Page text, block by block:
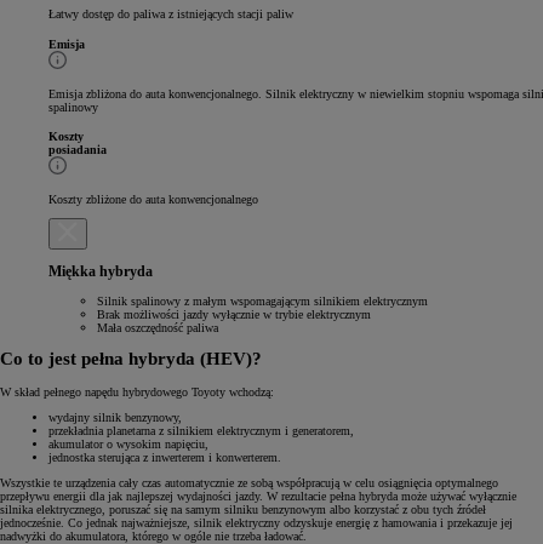
Łatwy dostęp do paliwa z istniejących stacji paliw
Emisja
Emisja zbliżona do auta konwencjonalnego. Silnik elektryczny w niewielkim stopniu wspomaga
spalinowy
Koszty
posiadania
Koszty zbliżone do auta konwencjonalnego
Miękka hybryda
Silnik spalinowy z małym wspomagającym silnikiem elektrycznym
Brak możliwości jazdy wyłącznie w trybie elektrycznym
Mała oszczędność paliwa
Co to jest pełna hybryda (HEV)?
W skład pełnego napędu hybrydowego Toyoty wchodzą:
wydajny silnik benzynowy,
przekładnia planetarna z silnikiem elektrycznym i generatorem,
akumulator o wysokim napięciu,
jednostka sterująca z inwerterem i konwerterem.
Wszystkie te urządzenia cały czas automatycznie ze sobą współpracują w celu osiągnięcia optymalnego
przepływu energii dla jak najlepszej wydajności jazdy. W rezultacie pełna hybryda może używać wyłącznie
silnika elektrycznego, poruszać się na samym silniku benzynowym albo korzystać z obu tych źródeł
jednocześnie. Co jednak najważniejsze, silnik elektryczny odzyskuje energię z hamowania i przekazuje jej
nadwyżki do akumulatora, którego w ogóle nie trzeba ładować.